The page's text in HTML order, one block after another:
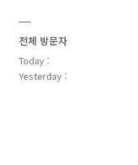
전체 방문자
Today :
Yesterday :